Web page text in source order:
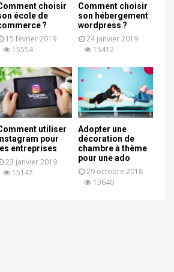
choisir
école de
?
15 février 2019
15554
Comment choisir
son hébergement
wordpress ?
24 janvier 2019
15412
utiliser
pour
les entreprises
23 janvier 2019
15147
Adopter une
décoration de
chambre à thème
pour une ado
29 octobre 2018
13640